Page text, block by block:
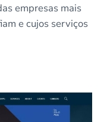
empresas mais
e cujos serviços